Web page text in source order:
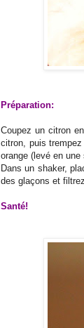
Préparation:
Coupez un citron
citron, puis
orange (levé en
Dans un shaker,
des glaçons et
Santé!